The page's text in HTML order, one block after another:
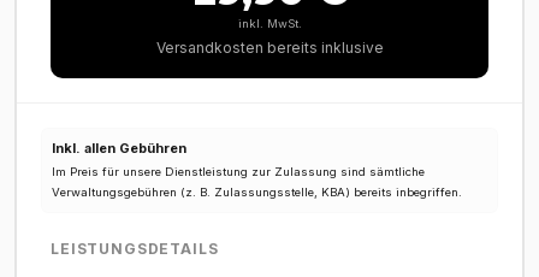
inkl. MwSt.
Versandkosten bereits inklusive
Inkl. allen Gebühren
Im Preis für unsere Dienstleistung zur Zulassung sind sämtliche
Verwaltungsgebühren (z. B. Zulassungsstelle, KBA) bereits inbegriffen.
LEISTUNGSDETAILS